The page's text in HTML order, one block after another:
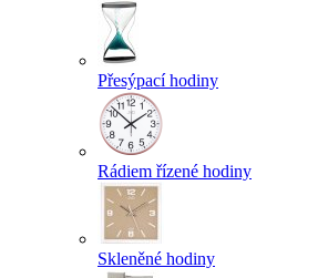
Přesýpací hodiny
Rádiem řízené hodiny
Skleněné hodiny